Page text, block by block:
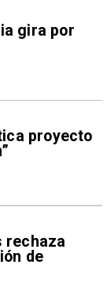
gira por
proyecto
rechaza
de